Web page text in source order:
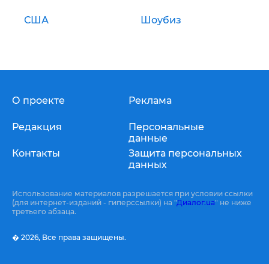
США Шоубиз
О проекте
Редакция
Контакты
Реклама
Персональные
данные
Защита персональных
данных
Использование материалов разрешается при условии ссылки
(для интернет-изданий - гиперссылки) на "Диалог.ua" не ниже
третьего абзаца.
� 2026, Все права защищены.